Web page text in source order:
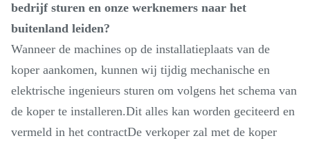
bedrijf sturen en onze werknemers naar het
buitenland leiden?
Wanneer de machines op de installatieplaats van de
koper aankomen, kunnen wij tijdig mechanische en
elektrische ingenieurs sturen om volgens het schema van
de koper te installeren.Dit alles kan worden geciteerd en
vermeld in het contractDe verkoper zal met de koper